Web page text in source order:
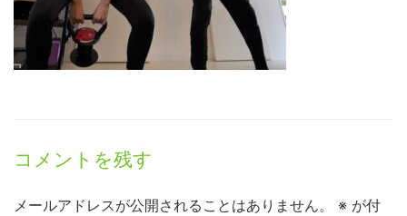
コメントを残す
メールアドレスが公開されることはありません。 ※ が付